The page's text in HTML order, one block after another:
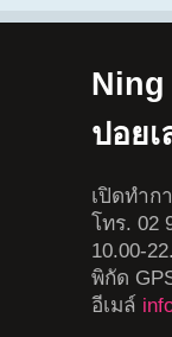
Ning
ปอย
เปิดทำก
โทร. 02
10.00-
พิกัด
อีเมล์